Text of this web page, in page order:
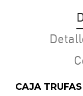
CAJA TRUFAS